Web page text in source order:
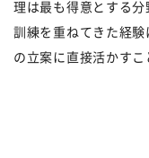
理は最も得意とする
訓練を重ねてきた経
の立案に直接活かすこ